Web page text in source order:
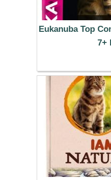
Eukanuba Top
7+